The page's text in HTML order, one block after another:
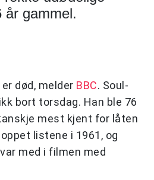
år gammel.
død, melder BBC. Soul-
bort torsdag. Han ble 76
mest kjent for låten
listene i 1961, og
med i filmen med